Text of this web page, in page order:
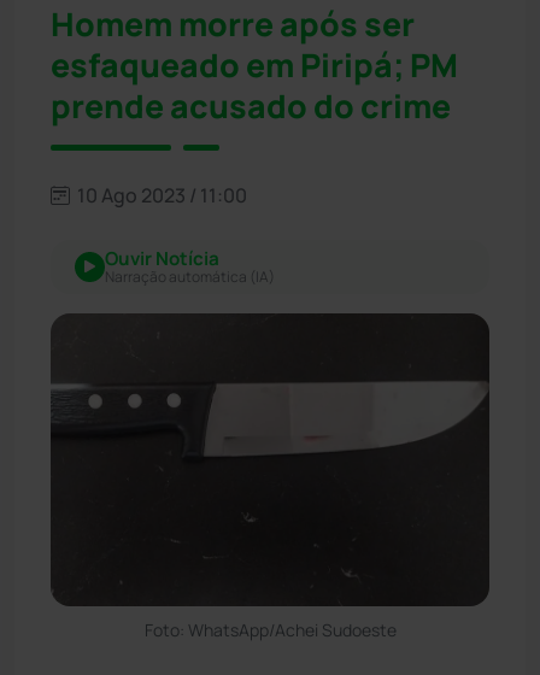
Homem morre após ser
esfaqueado em Piripá; PM
prende acusado do crime
10 Ago 2023 / 11:00
Ouvir Notícia
Narração automática (IA)
Foto: WhatsApp/Achei Sudoeste